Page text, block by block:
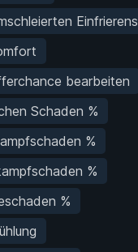
Einfrierens
bearbeiten
Schaden %
%
%
%